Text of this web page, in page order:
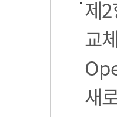
제
교
새